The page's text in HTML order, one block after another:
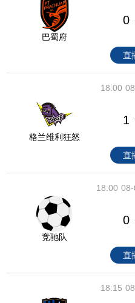
巴蜀府
0
直
18:00
格兰维利狂怒
1
直
08-
18:00
竞驰队
0
直
18:15